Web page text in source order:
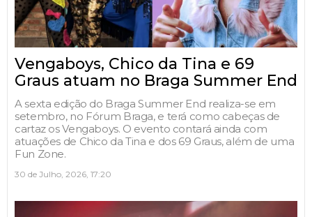
Vengaboys, Chico da Tina e 69
Graus atuam no Braga Summer End
A sexta edição do Braga Summer End realiza-se em
setembro, no Fórum Braga, e terá como cabeças de
cartaz os Vengaboys. O evento contará ainda com
atuações de Chico da Tina e dos 69 Graus, além de uma
Fun Zone.
30 de Julho, 2026, 17:20